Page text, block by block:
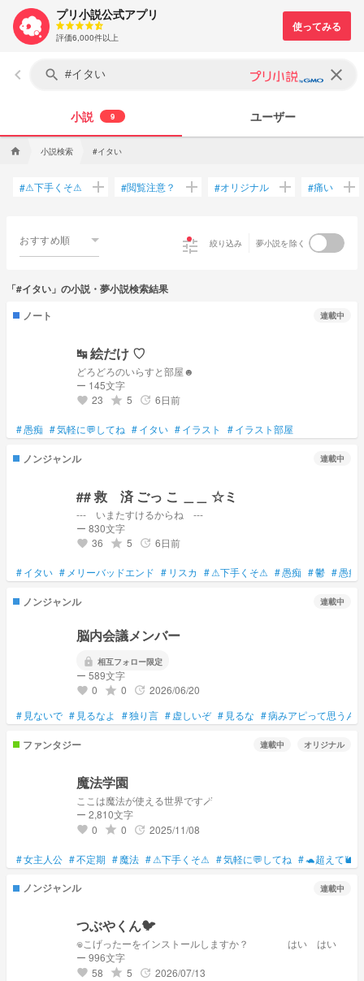
プリ小説公式アプリ
評価6,000件以上
keyboard_arrow_left search clear
小説 9 ユーザー
home 小説検索 #イタい
#⚠下手くそ⚠ add #閲覧注意？ add #オリジナル add #痛い add
おすすめ順 tune 絞り込み 夢小説を除く
「#イタい」の小説・夢小説検索結果
ノート
連載中
↹ 絵だけ ♡
どろどろのいらすと部屋☻
ー 145文字
favorite 23 grade 5 update 6日前
#愚痴 #気軽に💬してね #イタい #イラスト #イラスト部屋
ノンジャンル 連載中
## 救 済 ごっ こ ＿＿ ☆ミ
--- いまたすけるからね ---
ー 830文字
favorite 36 grade 5 update 6日前
#イタい # メリーバッドエンド # リスカ #⚠下手くそ⚠ #愚痴 #鬱 #愚痴
ノンジャンル 連載中
脳内会議メンバー
lock 相互フォロー限定
ー 589文字
favorite 0 grade 0 update 2026/06/20
# 見ないで # 見るなよ #独り言 #虚しいぞ # 見るな #病みアピって思うん
ファンタジー 連載中 オリジナル
魔法学園
ここは魔法が使える世界です🪄
ー 2,810文字
favorite 0 grade 0 update 2025/11/08
#女主人公 #不定期 #魔法 #⚠下手くそ⚠ #気軽に💬してね #🐢超えて🐌
ノンジャンル 連載中
つぶやくん🐦
𖦹こげったーをインストールしますか？ はい はい
ー 996文字
favorite 58 grade 5 update 2026/07/13